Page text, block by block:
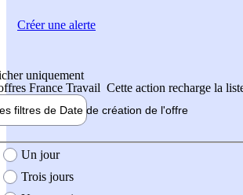
uniquement
France Travail Cette action recharge la
filtres de Date de création de l'offre
création de l'offre
Un jour
Trois jours
Créer une alerte